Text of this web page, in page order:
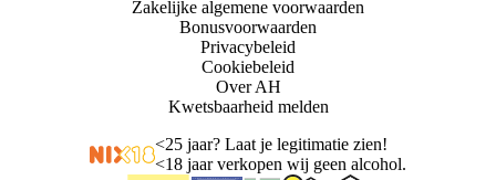
Zakelijke algemene voorwaarden
Bonusvoorwaarden
Privacybeleid
Cookiebeleid
Over AH
Kwetsbaarheid melden
<25 jaar? Laat je legitimatie zien!
<18 jaar verkopen wij geen alcohol.